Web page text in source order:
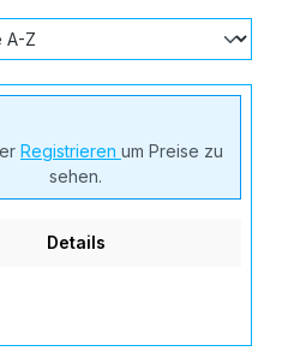
Registrieren um Preise zu
sehen.
Details